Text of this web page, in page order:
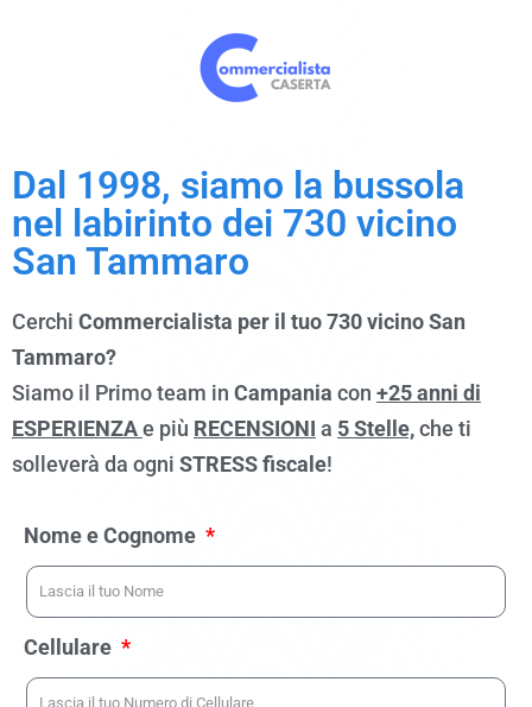
Dal 1998, siamo la bussola
nel labirinto dei 730 vicino
San Tammaro
Cerchi Commercialista per il tuo 730 vicino San
Tammaro?
Siamo il Primo team in Campania con +25 anni di
ESPERIENZAe più RECENSIONI a 5 Stelle,che ti
solleverà da ogni STRESS fiscale!
Nome e Cognome
Cellulare